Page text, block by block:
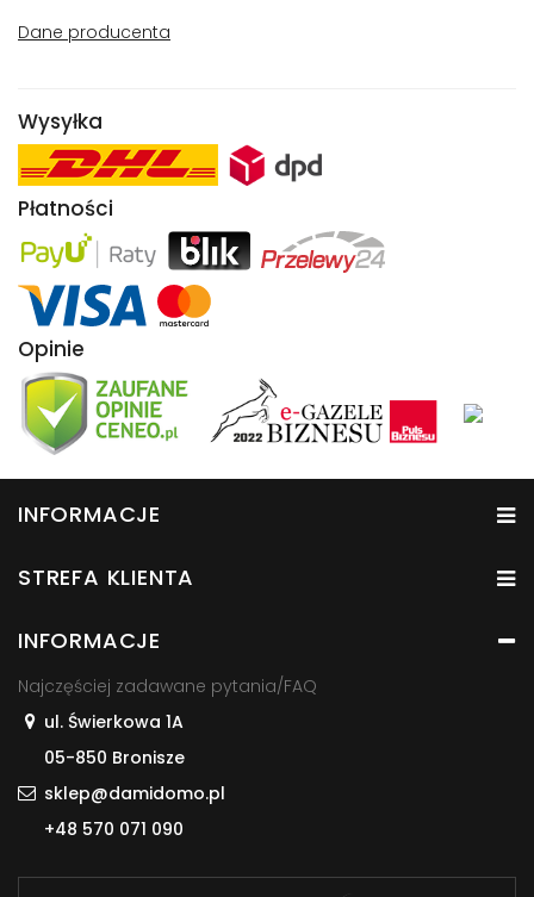
Dane producenta
Wysyłka
Płatności
Opinie
INFORMACJE
STREFA KLIENTA
INFORMACJE
Najczęściej zadawane pytania/FAQ
ul. Świerkowa 1A
05-850 Bronisze
sklep@damidomo.pl
+48 570 071 090